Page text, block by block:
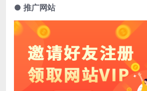
● 推广网站